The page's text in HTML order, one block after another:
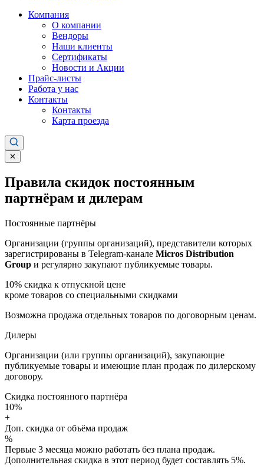
Компания
О компании
Вендоры
Наши клиенты
Сертификаты
Новости и Акции
Прайс-листы
Работа у нас
Контакты
Контакты
Карта проезда
✕
Правила скидок постоянным
партнёрам и дилерам
Постоянные партнёры
Организации (группы организаций), представители которых
зарегистрированы в Telegram-канале Micros Distribution
Group и регулярно закупают публикуемые товары.
10% скидка к отпускной цене
кроме товаров со специальными скидками
Возможна продажа отдельных товаров по договорным ценам.
Дилеры
Организации (или группы организаций), закупающие
публикуемые товары и имеющие план продаж по дилерскому
договору.
Скидка постоянного партнёра
10%
+
Доп. скидка от объёма продаж
%
Первые 3 месяца можно работать без плана продаж.
Дополнительная скидка в этот период будет составлять 5%.